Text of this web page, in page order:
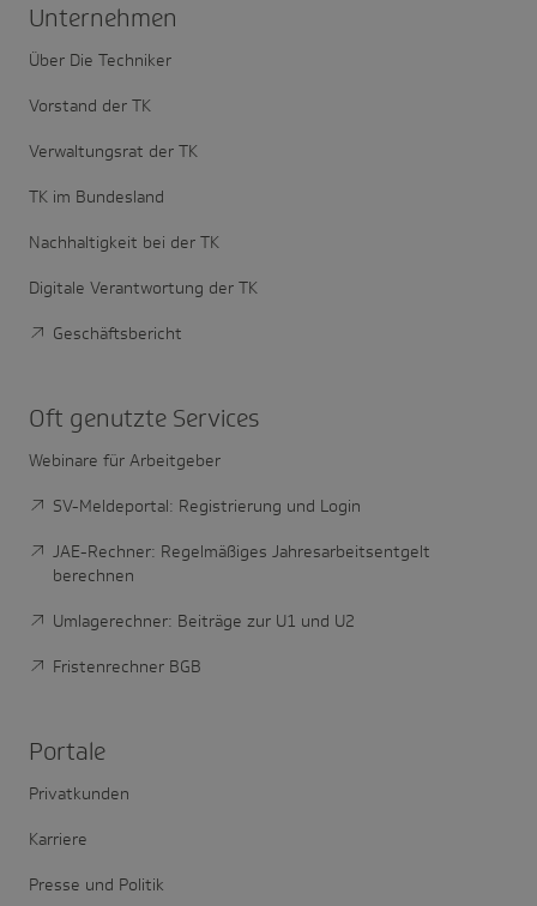
Unter­nehmen
Über Die Techniker
Vorstand der TK
Verwaltungsrat der TK
TK im Bundesland
Nachhaltigkeit bei der TK
Digitale Verantwortung der TK
Geschäftsbericht
Oft genutzte Services
Webinare für Arbeitgeber
SV-Meldeportal: Registrierung und Login
JAE-Rechner: Regelmäßiges Jahresarbeitsentgelt
berechnen
Umlagerechner: Beiträge zur U1 und U2
Fristenrechner BGB
Portale
Privatkunden
Karriere
Presse und Politik